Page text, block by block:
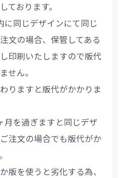
ております。
に同じデザインにて同じ
文の場合、保管してある
印刷いたしますので版代
せん。
りますと版代がかかりま
月を過ぎますと同じデザ
注文の場合でも版代がか
版を使うと劣化する為、